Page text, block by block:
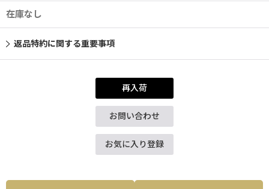
在庫なし
返品特約に関する重要事項
再入荷
お問い合わせ
お気に入り登録